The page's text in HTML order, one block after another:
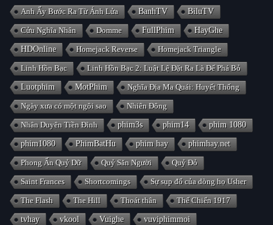
Anh Ấy Bước Ra Từ Ánh Lửa BanhTV BiluTV
Cửu Nghĩa Nhân Domme FullPhim HayGhe
HDOnline Homejack Reverse Homejack Triangle
Linh Hồn Bạc Linh Hồn Bạc 2: Luật Lệ Đặt Ra Là Để Phá Bỏ
Luotphim MotPhim Nghĩa Địa Ma Quái: Huyết Thống
Ngày xưa có một ngôi sao Nhiên Đông
Nhân Duyên Tiền Đình phim3s phim14 phim 1080
phim1080 PhimBatHu phim hay phimhay.net
Phong Ấn Quỷ Dữ Quỷ Săn Người Quỷ Đỏ
Saint Frances Shortcomings Sự sụp đổ của dòng họ Usher
The Flash The Hill Thoát thân Thế Chiến 1917
tvhay vkool Vuighe vuviphimmoi